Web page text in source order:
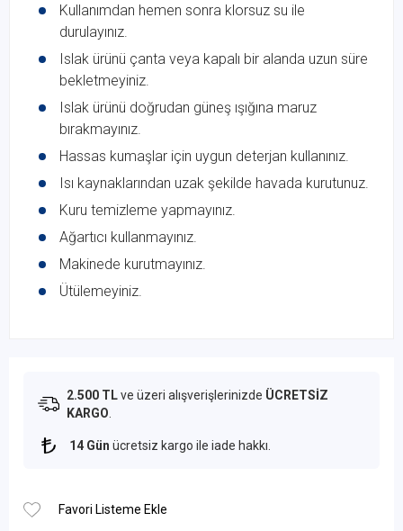
Kullanımdan hemen sonra klorsuz su ile
durulayınız.
Islak ürünü çanta veya kapalı bir alanda uzun süre
bekletmeyiniz.
Islak ürünü doğrudan güneş ışığına maruz
bırakmayınız.
Hassas kumaşlar için uygun deterjan kullanınız.
Isı kaynaklarından uzak şekilde havada kurutunuz.
Kuru temizleme yapmayınız.
Ağartıcı kullanmayınız.
Makinede kurutmayınız.
Ütülemeyiniz.
2.500 TLve üzeri alışverişlerinizde ÜCRETSİZ
KARGO
14 Gün ücretsiz kargo ile iade hakkı.